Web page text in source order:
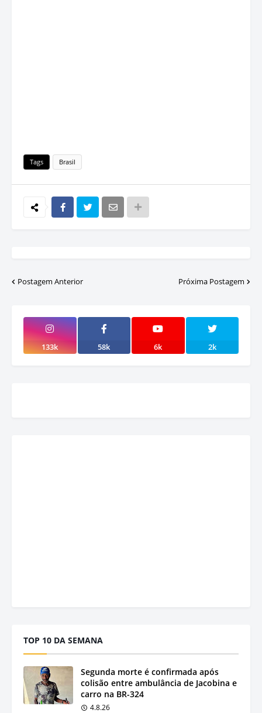
Tags Brasil
Postagem Anterior Próxima Postagem
133k 58k 6k 2k
TOP 10 DA SEMANA
Segunda morte é confirmada após
colisão entre ambulância de Jacobina e
carro na BR-324
4.8.26